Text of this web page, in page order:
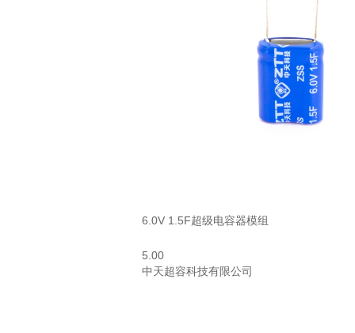
6.0V 1.5F超级电容器模组
5.00
中天超容科技有限公司